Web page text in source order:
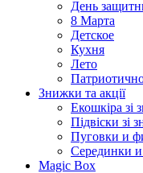
День
8 Марта
Детское
Кухня
Лето
Знижки та акції
Екошкіра зі
Підвіски зі
Пуговки и
Серединки
Magic Box